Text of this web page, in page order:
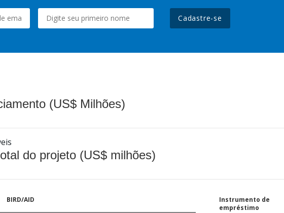
Cadastre-se
(US$ Milhões)
do projeto (US$ milhões)
BIRD/AID
Instrumento de
empréstimo